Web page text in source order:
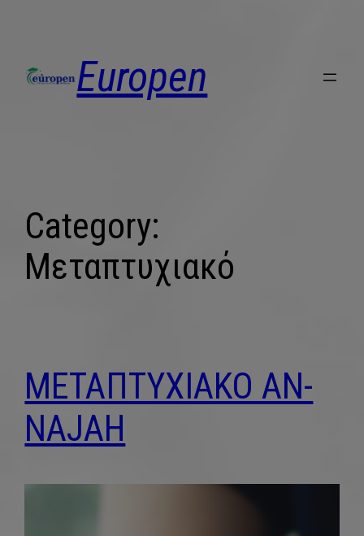
Europen
Category:
Μεταπτυχιακό
ΜΕΤΑΠΤΥΧΙΑΚΟ ΑΝ-
NAJAH